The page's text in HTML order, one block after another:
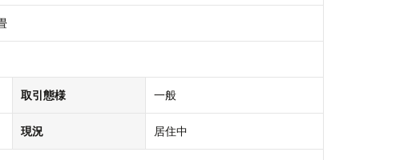
畳
取引態様 一般
現況 居住中